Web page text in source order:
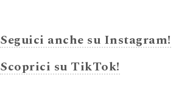
Seguici anche su Instagram!
Scoprici su TikTok!